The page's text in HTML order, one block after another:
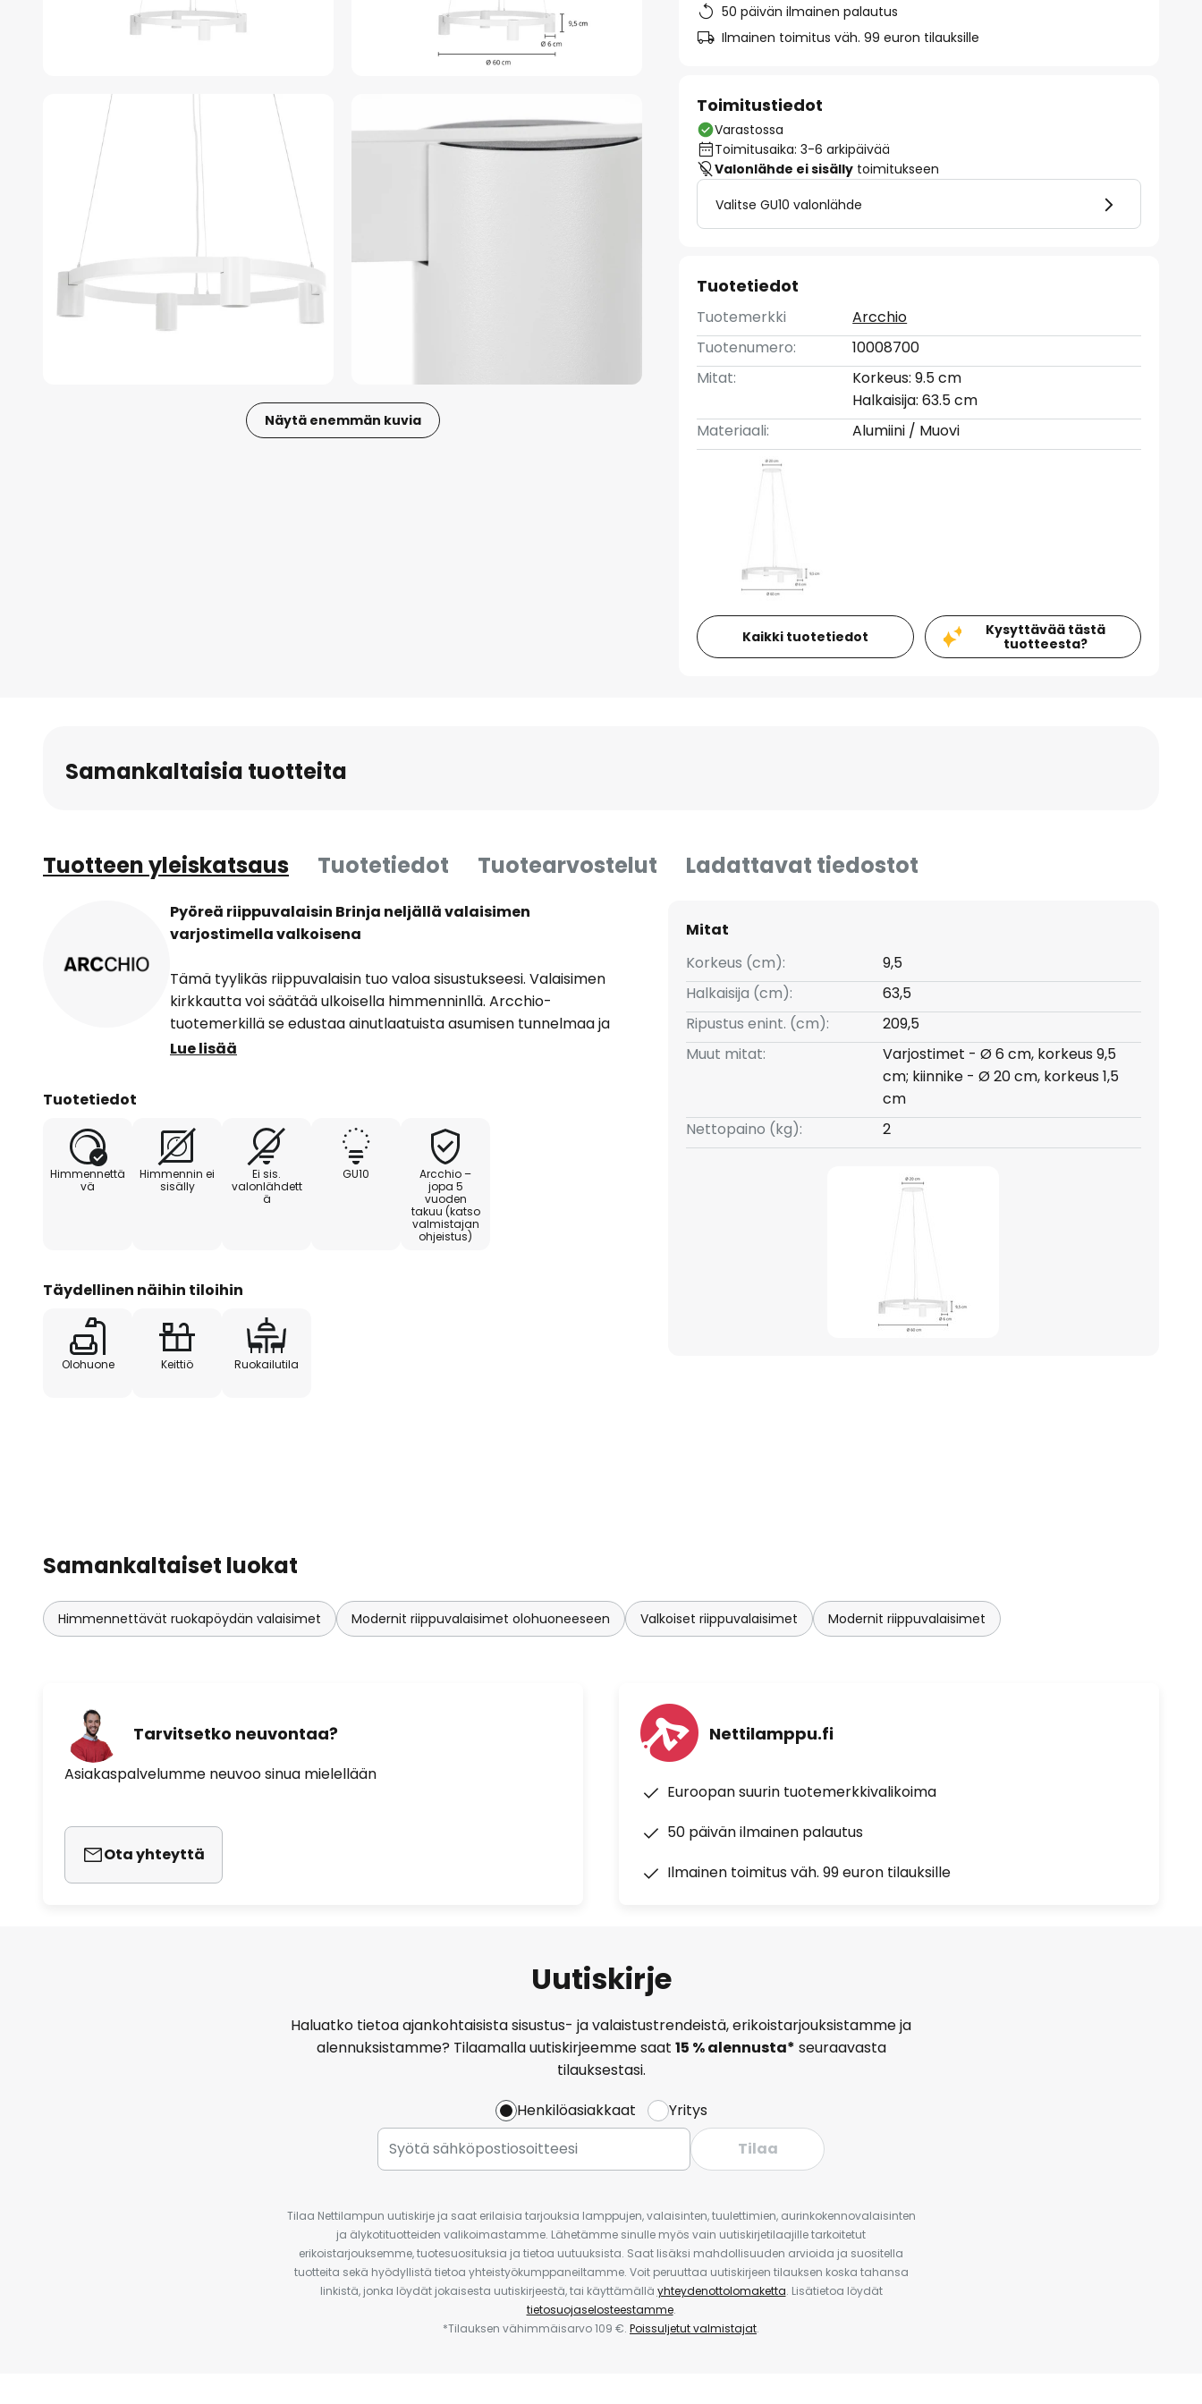
Näytä enemmän kuvia
50 päivän ilmainen palautus
Ilmainen toimitus väh. 99 euron tilauksille
Toimitustiedot
Varastossa
Toimitusaika: 3-6 arkipäivää
Valonlähde ei sisälly toimitukseen
Valitse GU10 valonlähde
Tuotetiedot
Tuotemerkki
Arcchio
Tuotenumero:
10008700
Mitat:
Korkeus: 9.5 cm
Halkaisija: 63.5 cm
Materiaali:
Alumiini / Muovi
Kaikki tuotetiedot
Kysyttävää tästä
tuotteesta?
Samankaltaisia tuotteita
Tuotteen yleiskatsaus Tuotetiedot Tuotearvostelut Ladattavat tiedostot
Pyöreä riippuvalaisin Brinja neljällä valaisimen
varjostimella valkoisena
Tämä tyylikäs riippuvalaisin tuo valoa sisustukseesi. Valaisimen
kirkkautta voi säätää ulkoisella himmenninllä. Arcchio-
tuotemerkillä se edustaa ainutlaatuista asumisen tunnelmaa ja
kaunista muotoilua. Pyöreä riippuvalo sopii jokaiseen
Lue lisää
Tuotetiedot
Himmennettä
vä
Himmennin ei
sisälly
Ei sis.
valonlähdett
ä
GU10
Arcchio –
jopa 5
vuoden
takuu (katso
valmistajan
ohjeistus)
Täydellinen näihin tiloihin
Olohuone Keittiö Ruokailutila
Mitat
Korkeus (cm):
9,5
Halkaisija (cm):
63,5
Ripustus enint. (cm):
209,5
Muut mitat:
Varjostimet - Ø 6 cm, korkeus 9,5
cm; kiinnike - Ø 20 cm, korkeus 1,5
cm
Nettopaino (kg):
2
Samankaltaiset luokat
Himmennettävät ruokapöydän valaisimet Modernit riippuvalaisimet olohuoneeseen Valkoiset riippuvalaisimet Modernit riippuvalaisimet
Tarvitsetko neuvontaa?
Asiakaspalvelumme neuvoo sinua mielellään
Ota yhteyttä
Nettilamppu.fi
Euroopan suurin tuotemerkkivalikoima
50 päivän ilmainen palautus
Ilmainen toimitus väh. 99 euron tilauksille
Uutiskirje
Haluatko tietoa ajankohtaisista sisustus- ja valaistustrendeistä, erikoistarjouksistamme ja
alennuksistamme? Tilaamalla uutiskirjeemme saat 15 % alennusta* seuraavasta
tilauksestasi.
Henkilöasiakkaat
Yritys
Tilaa
Tilaa Nettilampun uutiskirje ja saat erilaisia tarjouksia lamppujen, valaisinten, tuulettimien, aurinkokennovalaisinten
ja älykotituotteiden valikoimastamme. Lähetämme sinulle myös vain uutiskirjetilaajille tarkoitetut
erikoistarjouksemme, tuotesuosituksia ja tietoa uutuuksista. Saat lisäksi mahdollisuuden arvioida ja suositella
tuotteita sekä hyödyllistä tietoa yhteistyökumppaneiltamme. Voit peruuttaa uutiskirjeen tilauksen koska tahansa
linkistä, jonka löydät jokaisesta uutiskirjeestä, tai käyttämällä yhteydenottolomaketta. Lisätietoa löydät
tietosuojaselosteestamme.
*Tilauksen vähimmäisarvo 109 €. Poissuljetut valmistajat.